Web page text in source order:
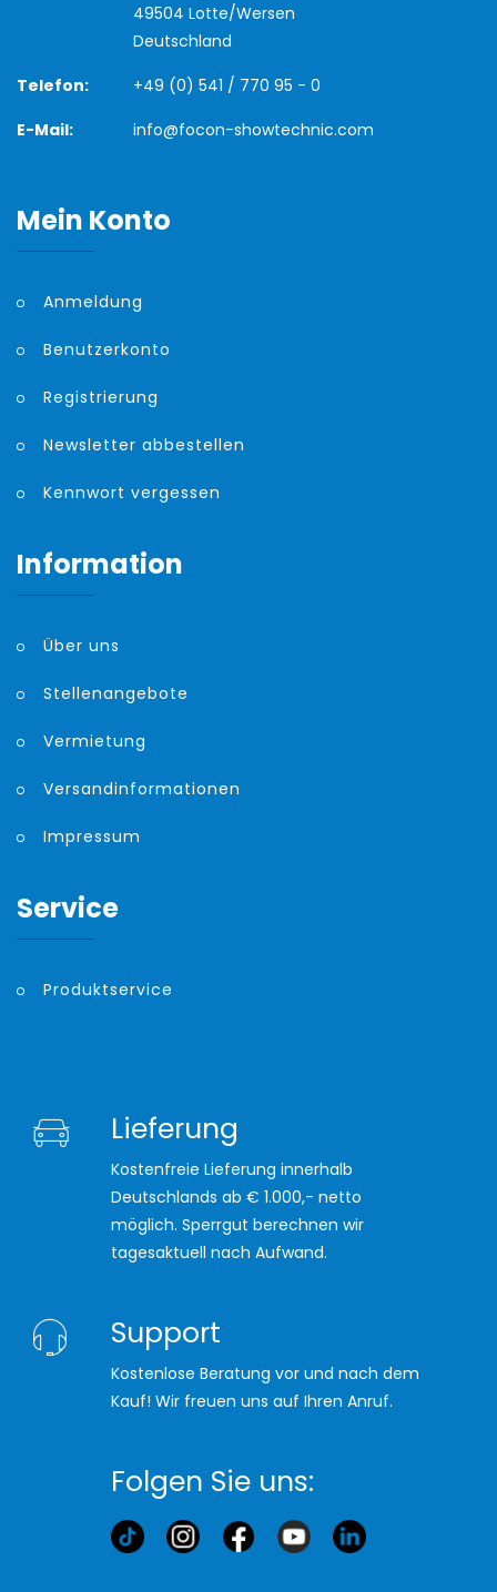
49504 Lotte/Wersen
Deutschland
Telefon:
+49 (0) 541 / 770 95 - 0
E-Mail:
info@focon-showtechnic.com
Mein Konto
Anmeldung
Benutzerkonto
Registrierung
Newsletter abbestellen
Kennwort vergessen
Information
Über uns
Stellenangebote
Vermietung
Versandinformationen
Impressum
Service
Produktservice
Lieferung
Kostenfreie Lieferung innerhalb
Deutschlands ab € 1.000,- netto
möglich. Sperrgut berechnen wir
tagesaktuell nach Aufwand.
Support
Kostenlose Beratung vor und nach dem
Kauf! Wir freuen uns auf Ihren Anruf.
Folgen Sie uns: